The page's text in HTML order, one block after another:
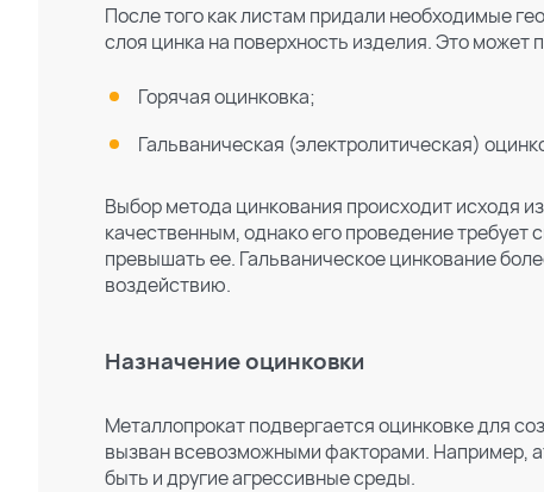
После того как листам придали необходимые
слоя цинка на поверхность изделия. Это может
Горячая оцинковка;
Гальваническая (электролитическая)
Выбор метода цинкования происходит исходя
качественным, однако его проведение
превышать ее. Гальваническое цинкование
воздействию.
Назначение оцинковки
Металлопрокат подвергается оцинковке для
вызван всевозможными факторами. Например,
быть и другие агрессивные среды.